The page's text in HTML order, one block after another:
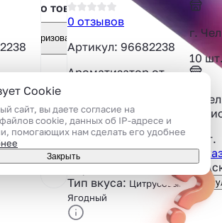
фото товара
Авторизоваться
0 отзывов
Артикул: 96682238
Ароматизатор от
вкусом малины и
грейпфрута.
Объём:
Вкус:
Тип вкуса: Цитрусовый,
Ягодный
г.
10
г.
7 шт.
Cookie
сайт, вы даете согласие на
cookie, данных об IP-адресе и
помогающих нам сделать его удобнее
Закрыть